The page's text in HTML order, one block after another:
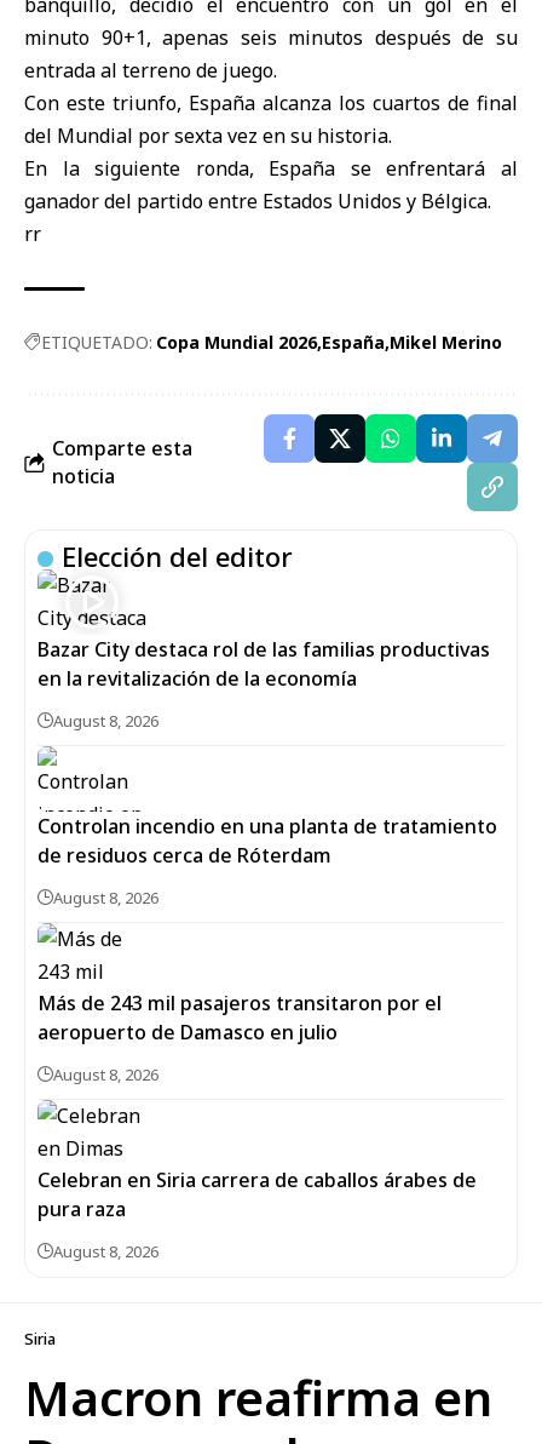
minuto 90+1, apenas seis minutos después de su
entrada al terreno de juego.
Con este triunfo, España alcanza los cuartos de final
del Mundial por sexta vez en su historia.
En la siguiente ronda, España se enfrentará al
ganador del partido entre Estados Unidos y Bélgica.
rr
ETIQUETADO: Copa Mundial 2026 España Mikel Merino
Comparte esta
noticia
Elección del editor
Bazar City destaca rol de las familias productivas
en la revitalización de la economía
August 8, 2026
Controlan incendio en una planta de tratamiento
de residuos cerca de Róterdam
August 8, 2026
Más de 243 mil pasajeros transitaron por el
aeropuerto de Damasco en julio
August 8, 2026
Celebran en Siria carrera de caballos árabes de
pura raza
August 8, 2026
Siria
Macron reafirma en